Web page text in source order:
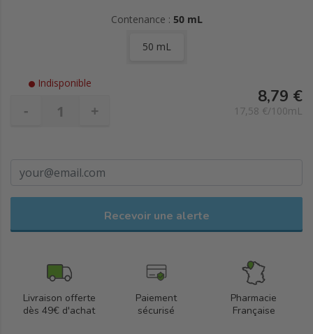
Grâce à ses prébiotiques, il rééquilibre la flore cutanée en ciblant
la transpiration. La poudre minérale absorbe la transpiration en
d'un dérivé de zinc, il neutralise les mauvaises odeurs pour une
tranquillité d'esprit de 8 à 12 heures. Sa texture crème, douce et
non collante, sèche rapidement, permettant de s'habiller sans
attendre. Adapté aux femmes enceintes et allaitantes, ce
Contenance : 50 mL
50 mL
Indisponible
- +
8,79 €
17,58 €/100mL
Recevoir une alerte
Livraison offerte
dès 49€ d'achat
Paiement
sécurisé
Pharmacie
Française